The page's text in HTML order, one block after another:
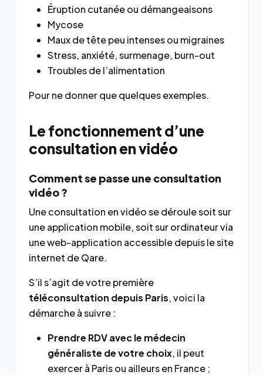
Éruption cutanée ou démangeaisons
Mycose
Maux de tête peu intenses ou migraines
Stress, anxiété, surmenage, burn-out
Troubles de l’alimentation
Pour ne donner que quelques exemples.
Le fonctionnement d’une
consultation en vidéo
Comment se passe une consultation
vidéo ?
Une consultation en vidéo se déroule soit sur
une application mobile, soit sur ordinateur via
une web-application accessible depuis le site
internet de Qare.
S’il s’agit de votre première
téléconsultation depuis Paris, voici la
démarche à suivre :
Prendre RDV avec le médecin
généraliste de votre choix, il peut
exercer à Paris ou ailleurs en France ;